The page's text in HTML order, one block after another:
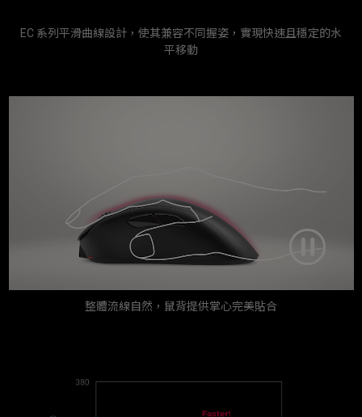
EC 系列平滑曲線設計，使其兼容不同握姿，實現快速且穩定的水
平移動
整體流線自然，鼠背提供掌心完美貼合